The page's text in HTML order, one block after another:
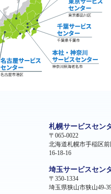
札幌サービスセン
〒065-0022
北海道札幌市手稲区前
16-18-16
埼玉サービスセン
〒350-1334
埼玉県狭山市狭山49-